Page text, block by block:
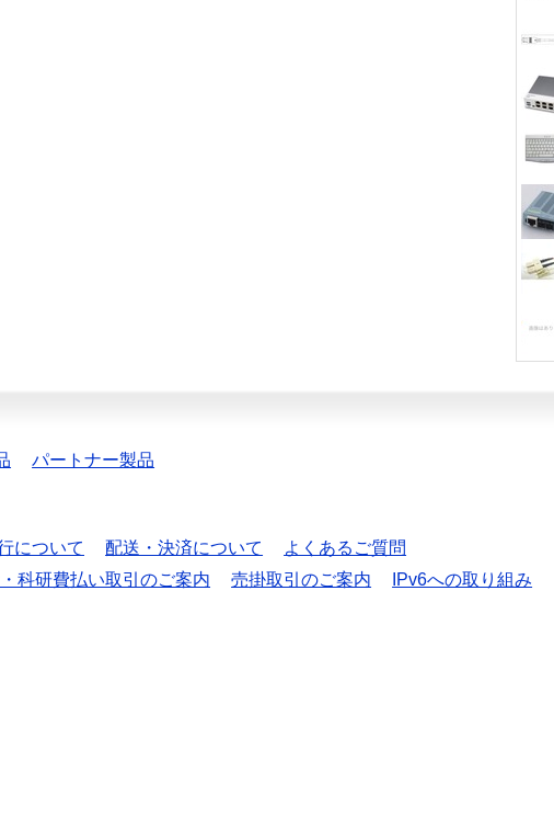
パートナー製品
について 配送・決済について
よくあるご質問
科研費払い取引のご案内 売掛取引のご案内
IPv6への取り組み